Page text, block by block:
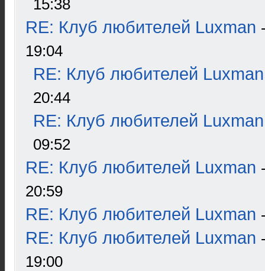
15:38
RE: Клуб любителей Luxman
19:04
RE: Клуб любителей Luxman
20:44
RE: Клуб любителей Luxman
09:52
RE: Клуб любителей Luxman
20:59
RE: Клуб любителей Luxman
RE: Клуб любителей Luxman
19:00